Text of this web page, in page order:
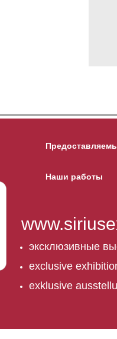
Наши работы
эксклюзивные
exclusive
exklusive